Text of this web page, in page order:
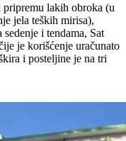
pripremu lakih obroka (u
jela teških mirisa),
i tendama, Sat
je korišćenje uračunato
i posteljine je na tri